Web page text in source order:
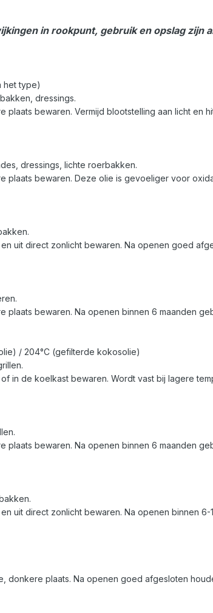
in rookpunt, gebruik en opslag zijn
het type)
dressings.
plaats bewaren. Vermijd blootstelling aan licht en
dressings, lichte roerbakken.
plaats bewaren. Deze olie is gevoeliger voor
uit direct zonlicht bewaren. Na openen goed
plaats bewaren. Na openen binnen 6 maanden
/ 204°C (gefilterde kokosolie)
in de koelkast bewaren. Wordt vast bij lagere
plaats bewaren. Na openen binnen 6 maanden
uit direct zonlicht bewaren. Na openen binnen 6-
donkere plaats. Na openen goed afgesloten